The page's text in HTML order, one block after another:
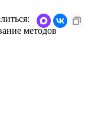
методов